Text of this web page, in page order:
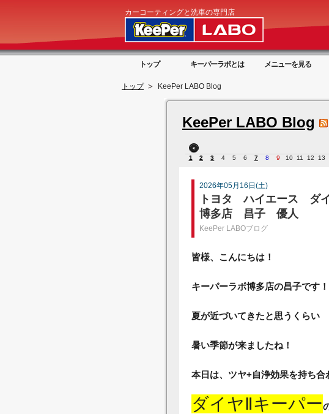
カーコーティングと洗車の専門店
トップ キーパーラボとは メニューを見る
トップ KeePer LABO Blog
KeePer LABO Blog
1 2 3 4 5 6 7 8 9 10 11 12 13
2026年05月16日(土)
トヨタ ハイエース ダ
博多店 昌子 優人
KeePer LABOブログ
皆様、こんにちは！
キーパーラボ博多店の昌子です！
夏が近づいてきたと思うくらい
暑い季節が来ましたね！
本日は、ツヤ+自浄効果を持ち合
ダイヤⅡキーパー